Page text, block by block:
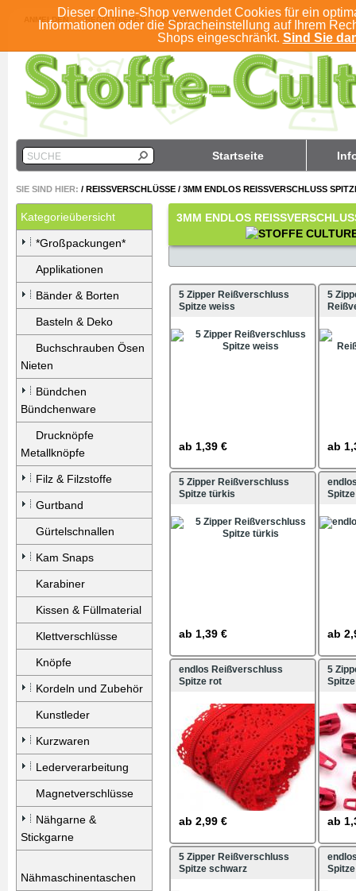
Dieser Online-Shop verwendet Cookies für ein
Informationen oder die Spracheinstellung auf Ihrem
Shops eingeschränkt. Sind Sie
ANMELDEN REGISTRIEREN KONTO
Startseite
SUCHE
SIE SIND HIER: / REISSVERSCHLÜSSE / 3MM ENDLOS REISSVERSCHLUSS SPITZE
Kategorieübersicht
*Großpackungen*
Applikationen
Bänder & Borten
Basteln & Deko
Buchschrauben Ösen
Nieten
Bündchen
Bündchenware
Drucknöpfe
Metallknöpfe
Filz & Filzstoffe
Gurtband
Gürtelschnallen
Kam Snaps
Karabiner
Kissen & Füllmaterial
Klettverschlüsse
Knöpfe
Kordeln und Zubehör
Kunstleder
Kurzwaren
Lederverarbeitung
Magnetverschlüsse
Nähgarne &
Stickgarne
Nähmaschinentaschen
3MM ENDLOS
5 Zipper Reißverschluss
Spitze weiss
ab 1,39 €
5
ab
5 Zipper Reißverschluss
Spitze türkis
ab 1,39 € ab
endlos Reißverschluss
Spitze rot
ab 2,99 €
5
ab
5 Zipper Reißverschluss
Spitze schwarz